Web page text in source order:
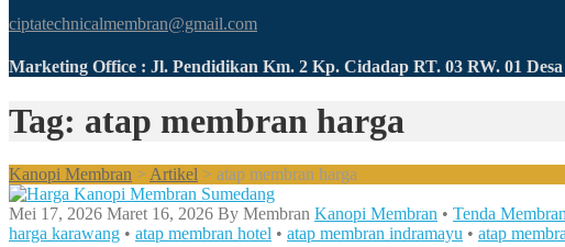
ciptatechnicalmembran@gmail.com
Marketing Office : Jl. Pendidikan Km. 2 Kp. Cidadap RT. 03 RW. 01
Tag: atap membran harga
Kanopi Membran > Artikel > atap membran harga
Mei 17, 2026 Maret 16, 2026 By Membran Kanopi Membran • Tenda Membran
harga karawang • atap membran hotel • atap membran indramayu • atap